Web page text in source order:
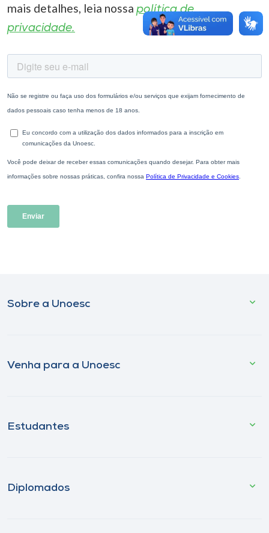
mais detalhes, leia nossa política de
privacidade.
Sobre a Unoesc
Venha para a Unoesc
Estudantes
Diplomados